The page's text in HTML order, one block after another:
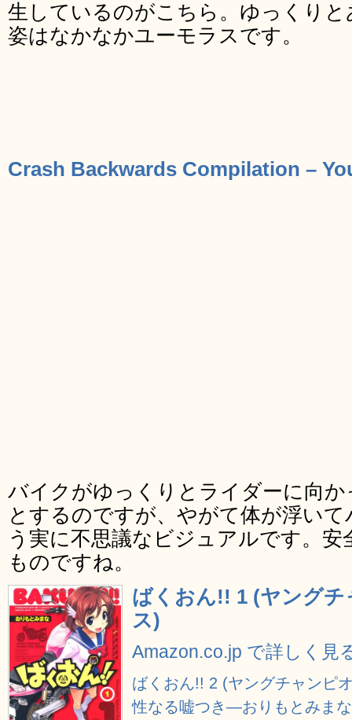
生しているのがこちら。ゆっくり
姿はなかなかユーモラスです。
Crash Backwards Compilation –
バイクがゆっくりとライダーに向
とするのですが、やがて体が浮い
う実に不思議なビジュアルです。
ものですね。
ばくおん!! 1 (ヤング
ス)
Amazon.co.jp で詳しく見
ばくおん!! 2 (ヤングチャンピ
性なる嘘つき―おりもとみま